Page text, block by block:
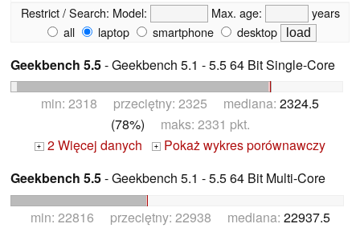
Restrict / Search: Model: Max. age:
years
all
laptop smartphone desktop
Geekbench 5.5- Geekbench 5.1 - 5.5 64 Bit Single-Core
min: 2318 przeciętny: 2325 mediana: 2324.5
(78%) maks: 2331 pkt.
+ 2 Więcej danych +
Pokaż wykres porównawczy
Geekbench 5.5- Geekbench 5.1 - 5.5 64 Bit Multi-Core
min: 22816 przeciętny: 22938 mediana: 22937.5